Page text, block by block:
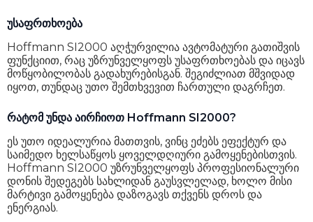
უსაფრთხოება
Hoffmann SI2000 აღჭურვილია ავტომატური გათიშვის
ფუნქციით, რაც უზრუნველყოფს უსაფრთხოებას და იცავს
მოწყობილობას გადახურებისგან. შეგიძლიათ მშვიდად
იყოთ, თუნდაც უთო შემთხვევით ჩართული დაგრჩეთ.
რატომ უნდა აირჩიოთ Hoffmann SI2000?
ეს უთო იდეალურია მათთვის, ვინც ეძებს ეფექტურ და
საიმედო ხელსაწყოს ყოველდღიური გამოყენებისთვის.
Hoffmann SI2000 უზრუნველყოფს პროფესიონალური
დონის შედეგებს სახლიდან გაუსვლელად, ხოლო მისი
მარტივი გამოყენება დაზოგავს თქვენს დროს და
ენერგიას.